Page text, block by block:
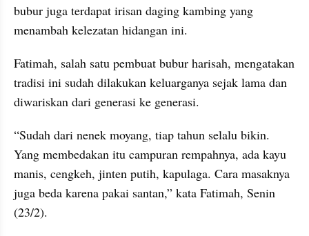
bubur juga terdapat irisan daging kambing yang
menambah kelezatan hidangan ini.
‎‎Fatimah, salah satu pembuat bubur harisah, mengatakan
tradisi ini sudah dilakukan keluarganya sejak lama dan
diwariskan dari generasi ke generasi.
‎‎“Sudah dari nenek moyang, tiap tahun selalu bikin.
Yang membedakan itu campuran rempahnya, ada kayu
manis, cengkeh, jinten putih, kapulaga. Cara masaknya
juga beda karena pakai santan,” kata Fatimah, Senin
(23/2).